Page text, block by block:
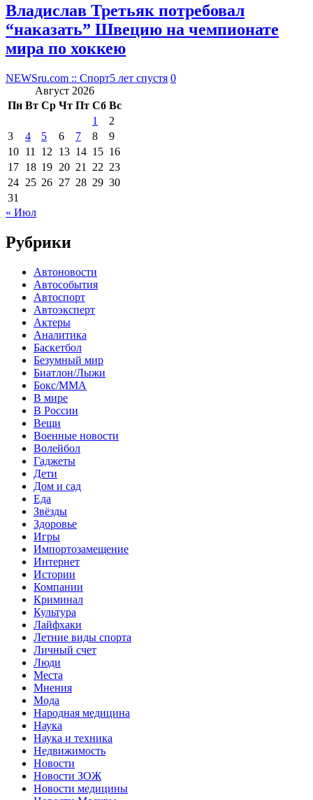
Владислав Третьяк потребовал
“наказать” Швецию на чемпионате
мира по хоккею
NEWSru.com :: Спорт5 лет спустя 0
Август 2026
Пн Вт Ср Чт Пт Сб Вс
1
2
3
4 5 6 7 8
9
10 11 12 13 14 15 16
17 18 19 20 21 22 23
24 25 26 27 28 29 30
31
« Июл
Рубрики
Автоновости
Автособытия
Автоспорт
Автоэксперт
Актеры
Аналитика
Баскетбол
Безумный мир
Биатлон/Лыжи
Бокс/MMA
В мире
В России
Вещи
Военные новости
Волейбол
Гаджеты
Дети
Дом и сад
Еда
Звёзды
Здоровье
Игры
Импортозамещение
Интернет
Истории
Компании
Криминал
Культура
Лайфхаки
Летние виды спорта
Личный счет
Люди
Места
Мнения
Мода
Народная медицина
Наука
Наука и техника
Недвижимость
Новости
Новости ЗОЖ
Новости медицины